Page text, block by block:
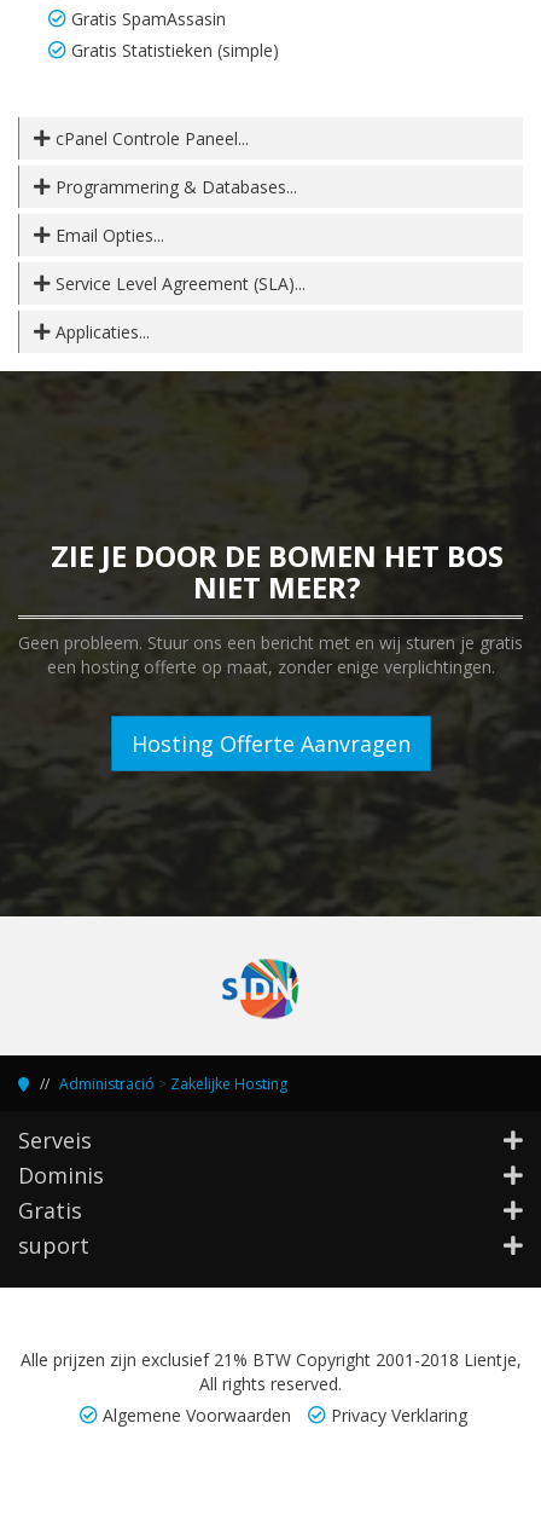
Gratis SpamAssasin
Gratis Statistieken (simple)
cPanel Controle Paneel...
Programmering & Databases...
Email Opties...
Service Level Agreement (SLA)...
Applicaties...
ZIE JE DOOR DE BOMEN HET BOS
NIET MEER?
Geen probleem. Stuur ons een bericht met en wij sturen je gratis
een hosting offerte op maat, zonder enige verplichtingen.
Hosting Offerte Aanvragen
Administració > Zakelijke Hosting
Serveis
Dominis
Gratis
suport
Alle prijzen zijn exclusief 21% BTW Copyright 2001-2018 Lientje,
All rights reserved.
Algemene Voorwaarden
Privacy Verklaring